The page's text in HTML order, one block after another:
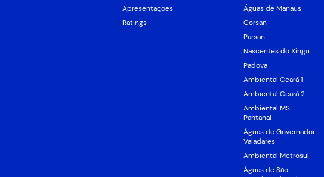
Apresentações
Ratings
Águas de Manaus
Corsan
Parsan
Nascentes do Xingu
Padova
Ambiental Ceará 1
Ambiental Ceará 2
Ambiental MS
Pantanal
Águas de Governador
Valadares
Ambiental Metrosul
Águas de São